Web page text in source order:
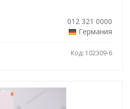
012 321 0000
Германия
Код: 102309-6